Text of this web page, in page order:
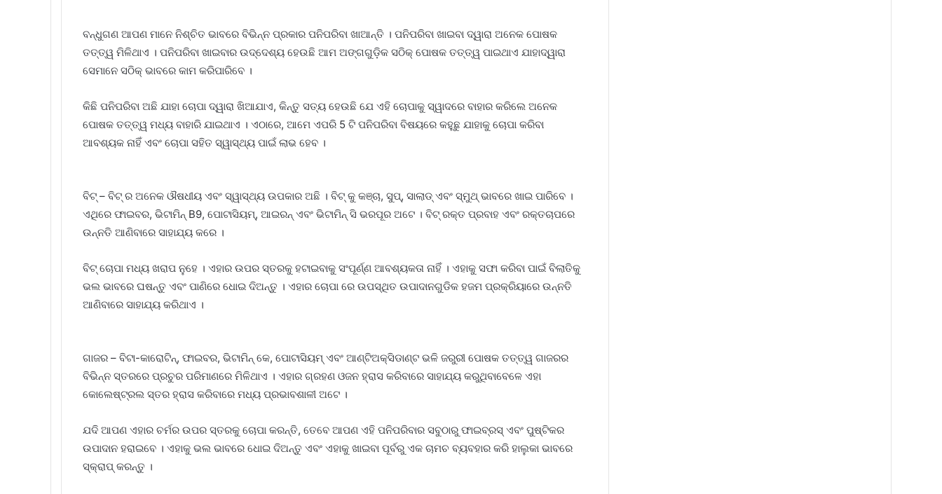
ବନ୍ଧୁଗଣ ଆପଣ ମାନେ ନିଶ୍ଚିତ ଭାବରେ ବିଭିନ୍ନ ପ୍ରକାର ପନିପରିବା ଖାଆନ୍ତି । ପନିପରିବା ଖାଇବା ଦ୍ୱାରା ଅନେକ ପୋଷକ
ତତ୍ତ୍ୱ ମିଳିଥାଏ । ପନିପରିବା ଖାଇବାର ଉଦ୍ଦେଶ୍ୟ ହେଉଛି ଆମ ଅଙ୍ଗଗୁଡ଼ିକ ସଠିକ୍ ପୋଷକ ତତ୍ତ୍ୱ ପାଇଥାଏ ଯାହାଦ୍ୱାରା
ସେମାନେ ସଠିକ୍ ଭାବରେ କାମ କରିପାରିବେ ।
କିଛି ପନିପରିବା ଅଛି ଯାହା ଚୋପା ଦ୍ୱାରା ଖିଆଯାଏ, କିନ୍ତୁ ସତ୍ୟ ହେଉଛି ଯେ ଏହି ଚୋପାକୁ ସ୍ୱାଦରେ ବାହାର କରିଲେ ଅନେକ
ପୋଷକ ତତ୍ତ୍ୱ ମଧ୍ୟ ବାହାରି ଯାଇଥାଏ । ଏଠାରେ, ଆମେ ଏପରି 5 ଟି ପନିପରିବା ବିଷୟରେ କହୁଛୁ ଯାହାକୁ ଚୋପା କରିବା
ଆବଶ୍ୟକ ନାହିଁ ଏବଂ ଚୋପା ସହିତ ସ୍ୱାସ୍ଥ୍ୟ ପାଇଁ ଲାଭ ହେବ ।
ବିଟ୍ – ବିଟ୍ ର ଅନେକ ଔଷଧୀୟ ଏବଂ ସ୍ୱାସ୍ଥ୍ୟ ଉପକାର ଅଛି । ବିଟ୍ କୁ କଞ୍ଚା, ସୁପ୍, ସାଲାଡ୍ ଏବଂ ସ୍ମୁଥ୍ ଭାବରେ ଖାଇ ପାରିବେ ।
ଏଥିରେ ଫାଇବର, ଭିଟାମିନ୍ B9, ପୋଟାସିୟମ୍, ଆଇରନ୍ ଏବଂ ଭିଟାମିନ୍ ସି ଭରପୂର ଅଟେ । ବିଟ୍ ରକ୍ତ ପ୍ରବାହ ଏବଂ ରକ୍ତଚାପରେ
ଉନ୍ନତି ଆଣିବାରେ ସାହାଯ୍ୟ କରେ ।
ବିଟ୍ ଚୋପା ମଧ୍ୟ ଖରାପ ନୁହେ । ଏହାର ଉପର ସ୍ତରକୁ ହଟାଇବାକୁ ସଂପୂର୍ଣ୍ଣ ଆବଶ୍ୟକତା ନାହିଁ । ଏହାକୁ ସଫା କରିବା ପାଇଁ ବିଲାତିକୁ
ଭଲ ଭାବରେ ଘଷନ୍ତୁ ଏବଂ ପାଣିରେ ଧୋଇ ଦିଅନ୍ତୁ । ଏହାର ଚୋପା ରେ ଉପସ୍ଥିତ ଉପାଦାନଗୁଡିକ ହଜମ ପ୍ରକ୍ରିୟାରେ ଉନ୍ନତି
ଆଣିବାରେ ସାହାଯ୍ୟ କରିଥାଏ ।
ଗାଜର – ବିଟା-କାରୋଟିନ୍, ଫାଇବର, ଭିଟାମିନ୍ କେ, ପୋଟାସିୟମ୍ ଏବଂ ଆଣ୍ଟିଅକ୍ସିଡାଣ୍ଟ ଭଳି ଜରୁରୀ ପୋଷକ ତତ୍ତ୍ୱ ଗାଜରର
ବିଭିନ୍ନ ସ୍ତରରେ ପ୍ରଚୁର ପରିମାଣରେ ମିଳିଥାଏ । ଏହାର ଗ୍ରହଣ ଓଜନ ହ୍ରାସ କରିବାରେ ସାହାଯ୍ୟ କରୁଥିବାବେଳେ ଏହା
କୋଲେଷ୍ଟ୍ରଲ ସ୍ତର ହ୍ରାସ କରିବାରେ ମଧ୍ୟ ପ୍ରଭାବଶାଳୀ ଅଟେ ।
ଯଦି ଆପଣ ଏହାର ଚର୍ମର ଉପର ସ୍ତରକୁ ଚୋପା କରନ୍ତି, ତେବେ ଆପଣ ଏହି ପନିପରିବାର ସବୁଠାରୁ ଫାଇବ୍ରସ୍ ଏବଂ ପୁଷ୍ଟିକର
ଉପାଦାନ ହରାଇବେ । ଏହାକୁ ଭଲ ଭାବରେ ଧୋଇ ଦିଅନ୍ତୁ ଏବଂ ଏହାକୁ ଖାଇବା ପୂର୍ବରୁ ଏକ ଚାମଚ ବ୍ୟବହାର କରି ହାଲୁକା ଭାବରେ
ସ୍କ୍ରାପ୍ କରନ୍ତୁ ।